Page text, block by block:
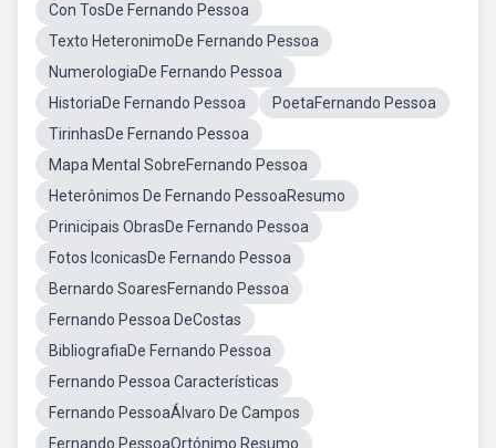
Con TosDe Fernando Pessoa
Texto HeteronimoDe Fernando Pessoa
NumerologiaDe Fernando Pessoa
HistoriaDe Fernando Pessoa
PoetaFernando Pessoa
TirinhasDe Fernando Pessoa
Mapa Mental SobreFernando Pessoa
Heterônimos De Fernando PessoaResumo
Prinicipais ObrasDe Fernando Pessoa
Fotos IconicasDe Fernando Pessoa
Bernardo SoaresFernando Pessoa
Fernando Pessoa DeCostas
BibliografiaDe Fernando Pessoa
Fernando Pessoa Características
Fernando PessoaÁlvaro De Campos
Fernando PessoaOrtónimo Resumo